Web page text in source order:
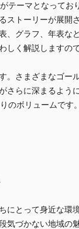
テーマとなってお
トーリーが展開さ
、グラフ、年表な
しく解説しますの
。さまざまなゴー
さらに深まるよう
のボリュームです。
にとって身近な環
気づかない地域の